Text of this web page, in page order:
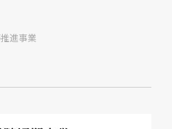
進事業